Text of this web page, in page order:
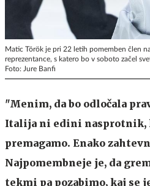
Matic Török je pri 22 letih pomemben člen
reprezentance, s katero bo v soboto začel
Foto: Jure Banfi
"Menim, da bo odločala
Italija ni edini nasprotnik,
premagamo. Enako
Najpomembneje je, da
tekmi pa pozabimo, kaj se